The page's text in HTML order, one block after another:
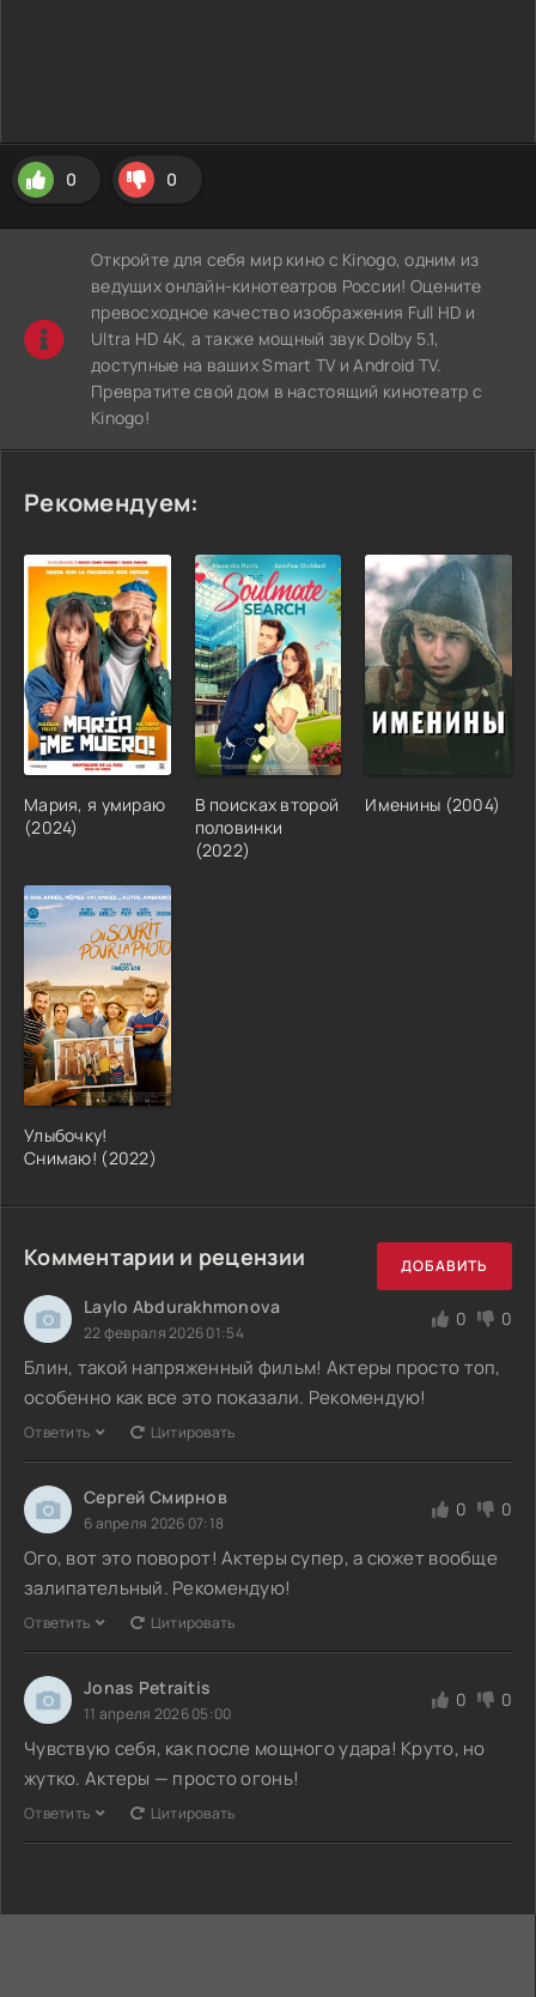
0 0
Откройте для себя мир кино с Kinogo, одним из
ведущих онлайн-кинотеатров России! Оцените
превосходное качество изображения Full HD и
Ultra HD 4K, а также мощный звук Dolby 5.1,
доступные на ваших Smart TV и Android TV.
Превратите свой дом в настоящий кинотеатр с
Kinogo!
Рекомендуем:
Мария, я умираю
(2024)
В поисках второй
половинки
(2022)
Именины (2004)
Улыбочку!
Снимаю! (2022)
Комментарии и рецензии ДОБАВИТЬ
Laylo Abdurakhmonova
22 февраля 2026 01:54
0 0
Блин, такой напряженный фильм! Актеры просто топ,
особенно как все это показали. Рекомендую!
Ответить Цитировать
Сергей Смирнов
6 апреля 2026 07:18
0 0
Ого, вот это поворот! Актеры супер, а сюжет вообще
залипательный. Рекомендую!
Ответить Цитировать
Jonas Petraitis
11 апреля 2026 05:00
0 0
Чувствую себя, как после мощного удара! Круто, но
жутко. Актеры — просто огонь!
Ответить Цитировать